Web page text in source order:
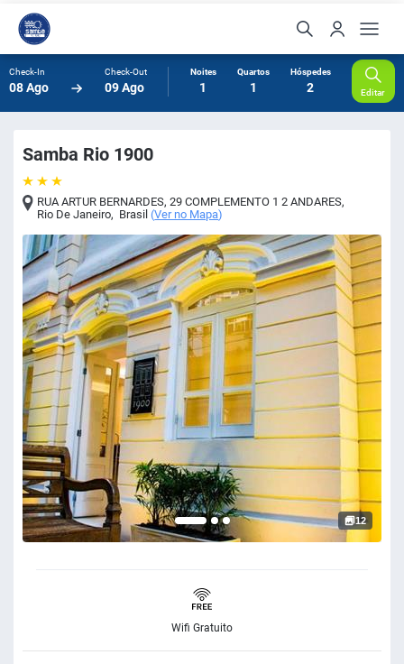
Check-In
08 Ago
Check-Out
09 Ago
Noites
1
Quartos
1
Hóspedes
2 Editar
Samba Rio 1900
RUA ARTUR BERNARDES, 29 COMPLEMENTO 1 2 ANDARES,
Rio De Janeiro, Brasil (Ver no Mapa)
12
Wifi Gratuito